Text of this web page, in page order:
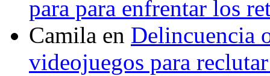
para para enfrentar los
Camila en Delincuencia
videojuegos para